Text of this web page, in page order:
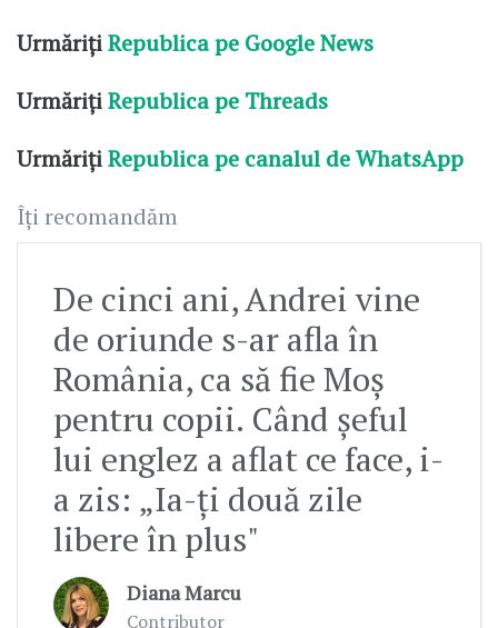
UrmărițiRepublica pe Google News
UrmărițiRepublica pe Threads
UrmărițiRepublica pe canalul de WhatsApp
Îți recomandăm
De cinci ani, Andrei vine
de oriunde s-ar afla în
România, ca să fie Moș
pentru copii. Când șeful
lui englez a aflat ce face, i-
a zis: „Ia-ți două zile
libere în plus"
Diana Marcu
Contributor